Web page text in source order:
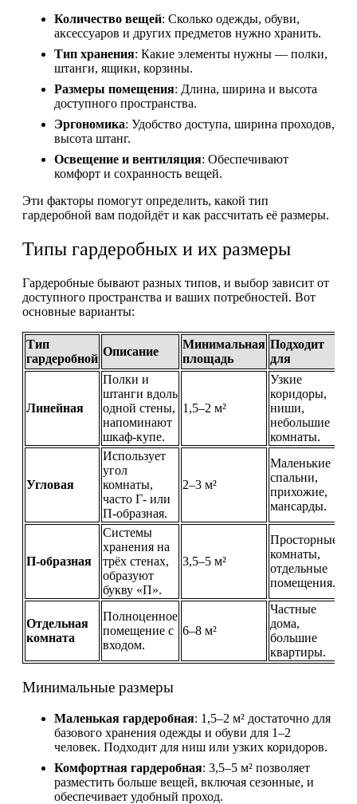
Количество вещей: Сколько одежды, обуви,
аксессуаров и других предметов нужно хранить.
Тип хранения: Какие элементы нужны — полки,
штанги, ящики, корзины.
Размеры помещения: Длина, ширина и высота
доступного пространства.
Эргономика: Удобство доступа, ширина проходов,
высота штанг.
Освещение и вентиляция: Обеспечивают
комфорт и сохранность вещей.
Эти факторы помогут определить, какой тип
гардеробной вам подойдёт и как рассчитать её размеры.
Типы гардеробных и их размеры
Гардеробные бывают разных типов, и выбор зависит от
доступного пространства и ваших потребностей. Вот
основные варианты:
Тип
гардеробной
Описание
Минимальная
площадь
Подходит
для
Линейная
Полки и
штанги вдоль
одной стены,
напоминают
шкаф-купе.
1,5–2 м²
Узкие
коридоры,
ниши,
небольшие
комнаты.
Угловая
Использует
угол
комнаты,
часто Г- или
П-образная.
2–3 м²
Маленькие
спальни,
прихожие,
мансарды.
П-образная
Системы
хранения на
трёх стенах,
образуют
букву «П».
3,5–5 м²
Просторные
комнаты,
отдельные
помещения.
Отдельная
комната
Полноценное
помещение с
входом.
6–8 м²
Частные
дома,
большие
квартиры.
Минимальные размеры
Маленькая гардеробная: 1,5–2 м² достаточно для
базового хранения одежды и обуви для 1–2
человек. Подходит для ниш или узких коридоров.
Комфортная гардеробная: 3,5–5 м² позволяет
разместить больше вещей, включая сезонные, и
обеспечивает удобный проход.